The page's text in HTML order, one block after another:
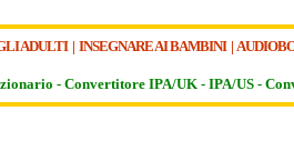
ADULTI | INSEGNARE AI BAMBINI|
- Convertitore IPA/UK - IPA/US -